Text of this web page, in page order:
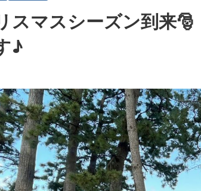
スマスシーズン到来
♪